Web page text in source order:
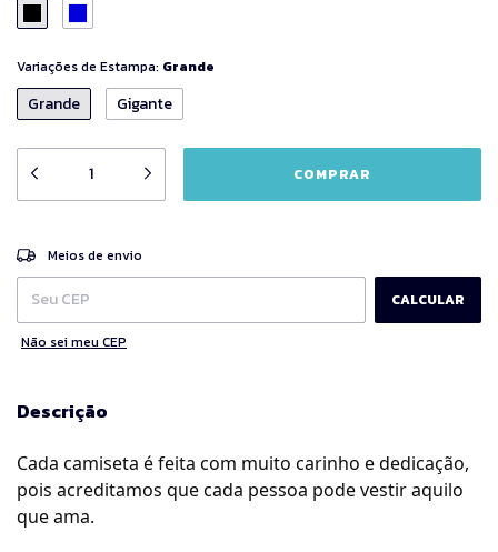
Variações de Estampa: Grande
Grande Gigante
Entregas para o CEP:
Meios de envio
CALCULAR
Não sei meu CEP
Descrição
Cada camiseta é feita com muito carinho e dedicação,
pois acreditamos que cada pessoa pode vestir aquilo
que ama.